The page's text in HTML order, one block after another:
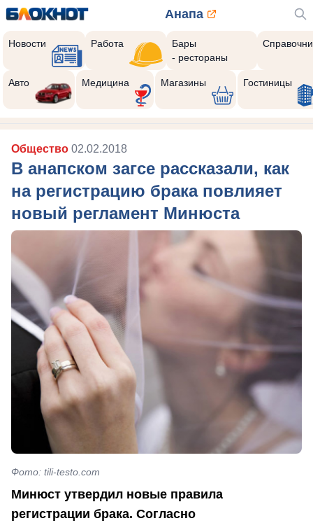
Анапа
Новости Работа
Бары
- рестораны
Авто Медицина Магазины Гостиницы
Общество 02.02.2018
В анапском загсе рассказали, как
на регистрацию брака повлияет
новый регламент Минюста
Фото: tili-testo.com
Минюст утвердил новые правила
регистрации брака. Согласно